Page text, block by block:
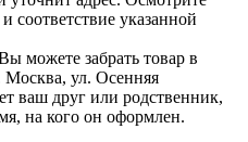
соответствие указанной
можете забрать товар в
Москва, ул. Осенняя
ваш друг или родственник,
на кого он оформлен.